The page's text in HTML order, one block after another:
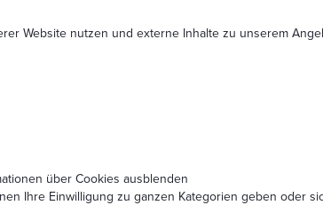
Website nutzen und externe Inhalte zu unserem
über Cookies ausblenden
Ihre Einwilligung zu ganzen Kategorien geben oder